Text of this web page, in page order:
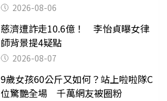
2026-08-06
慈濟遭詐走10.6億！ 李怡貞曝女律
師背景提4疑點
2026-08-07
9歲女孩60公斤又如何？站上啦啦隊C
位驚艷全場 千萬網友被圈粉